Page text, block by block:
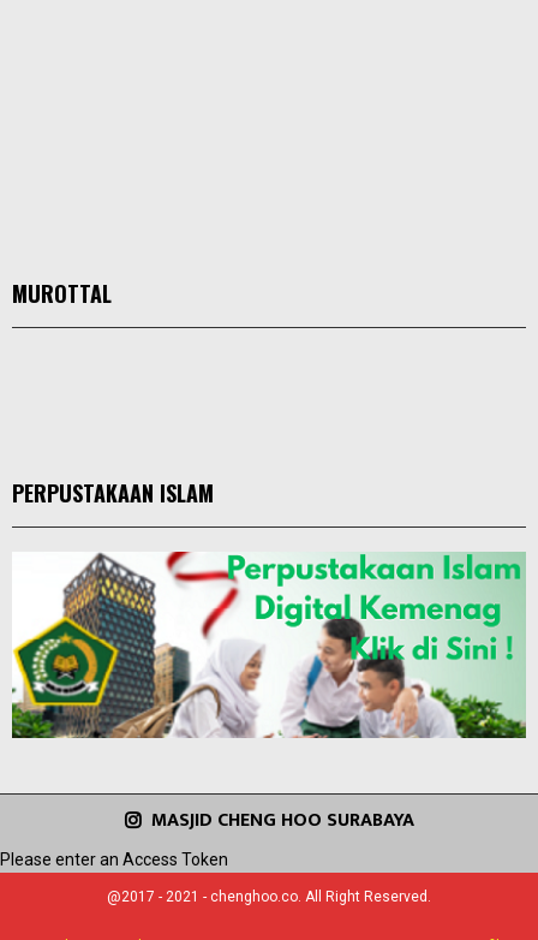
MUROTTAL
PERPUSTAKAAN ISLAM
MASJID CHENG HOO SURABAYA
Please enter an Access Token
@2017 - 2021 - chenghoo.co. All Right Reserved.